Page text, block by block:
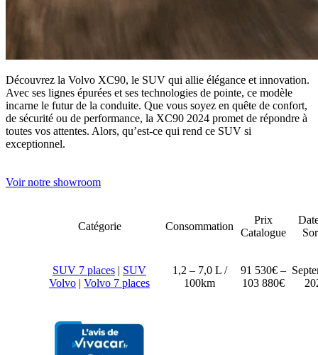
Découvrez la Volvo XC90, le SUV qui allie élégance et innovation.
Avec ses lignes épurées et ses technologies de pointe, ce modèle
incarne le futur de la conduite. Que vous soyez en quête de confort,
de sécurité ou de performance, la XC90 2024 promet de répondre à
toutes vos attentes. Alors, qu’est-ce qui rend ce SUV si
exceptionnel.
Voir notre showroom
Catégorie Consommation
Prix
Catalogue
SUV 7 places | SUV
Volvo | Volvo 7 places
1,2 – 7,0 L /
100km
91 530€ –
103 880€